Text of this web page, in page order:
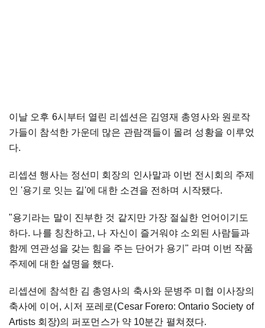
이날 오후 6시부터 열린 리셉션은 김영재 총영사와 원로작
가들이 참석한 가운데 많은 관람객들이 몰려 성황을 이루었
다.
리셉션 행사는 정선미 회장의 인사말과 이번 전시회의 주제
인 '용기로 잇는 길'에 대한 소견을 전하며 시작됐다.
"용기라는 말이 진부한 것 같지만 가장 절실한 언어이기도
하다. 나를 칭찬하고, 나 자신이 즐거워야 소외된 사람들과
함께 연관성을 갖는 힘을 주는 단어가 용기" 라며 이번 작품
주제에 대한 설명을 했다.
리셉션에 참석한 김 총영사의 축사와 문병주 미협 이사장의
축사에 이어, 시저 포레로(Cesar Forero: Ontario Society of
Artists 회장)의 퍼포먼스가 약 10분간 펼쳐졌다.